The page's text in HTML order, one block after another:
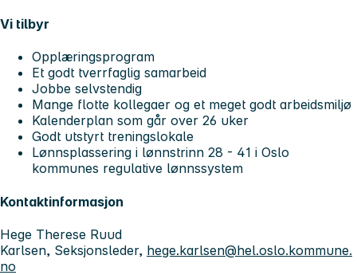
Vi tilbyr
Opplæringsprogram
Et godt tverrfaglig samarbeid
Jobbe selvstendig
Mange flotte kollegaer og et meget godt arbeidsmiljø
Kalenderplan som går over 26 uker
Godt utstyrt treningslokale
Lønnsplassering i lønnstrinn 28 - 41 i Oslo
kommunes regulative lønnssystem
Kontaktinformasjon
Hege Therese Ruud
Karlsen, Seksjonsleder, hege.karlsen@hel.oslo.kommune.
no